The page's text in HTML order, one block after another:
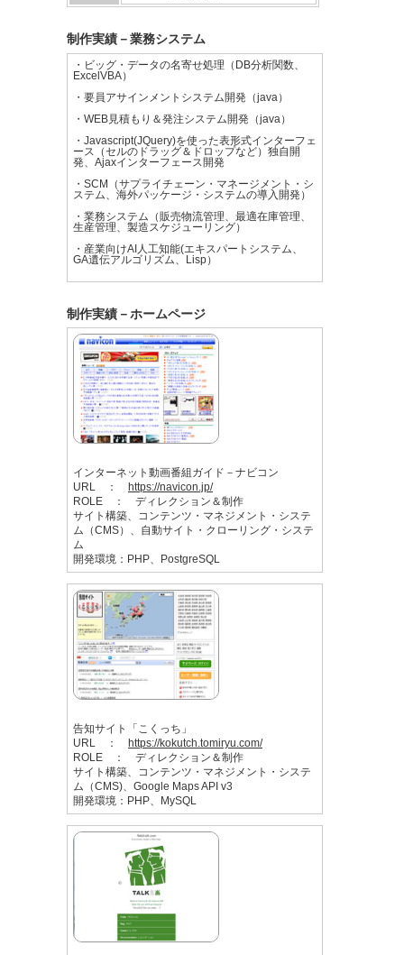
制作実績－業務システム
・ビッグ・データの名寄せ処理（DB分析関数、
ExcelVBA）
・要員アサインメントシステム開発（java）
・WEB見積もり＆発注システム開発（java）
・Javascript(JQuery)を使った表形式インターフェ
ース（セルのドラッグ＆ドロップなど）独自開
発、Ajaxインターフェース開発
・SCM（サプライチェーン・マネージメント・シ
ステム、海外パッケージ・システムの導入開発）
・業務システム（販売物流管理、最適在庫管理、
生産管理、製造スケジューリング）
・産業向けAI人工知能(エキスパートシステム、
GA遺伝アルゴリズム、Lisp）
制作実績－ホームページ
インターネット動画番組ガイド－ナビコン
URL ：
https://navicon.jp/
ROLE ： ディレクション＆制作
サイト構築、コンテンツ・マネジメント・システ
ム（CMS）、自動サイト・クローリング・システ
ム
開発環境：PHP、PostgreSQL
告知サイト「こくっち」
URL ：
https://kokutch.tomiryu.com/
ROLE ： ディレクション＆制作
サイト構築、コンテンツ・マネジメント・システ
ム（CMS)、Google Maps API v3
開発環境：PHP、MySQL